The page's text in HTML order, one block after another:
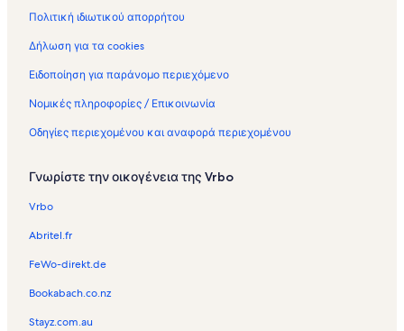
Πολιτική ιδιωτικού απορρήτου
Δήλωση για τα cookies
Ειδοποίηση για παράνομο περιεχόμενο
Νομικές πληροφορίες / Επικοινωνία
Οδηγίες περιεχομένου και αναφορά περιεχομένου
Γνωρίστε την οικογένεια της Vrbo
Vrbo
Abritel.fr
FeWo-direkt.de
Bookabach.co.nz
Stayz.com.au